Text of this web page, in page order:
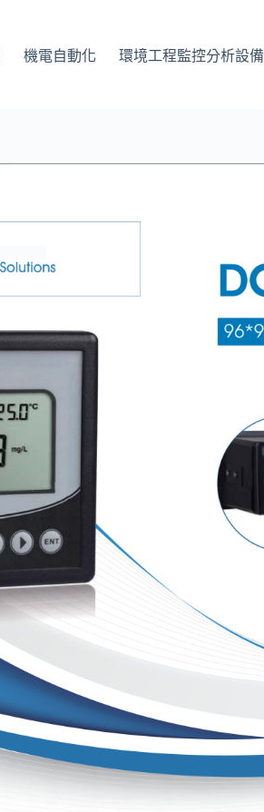
機電自動化 環境工程監控分析設備